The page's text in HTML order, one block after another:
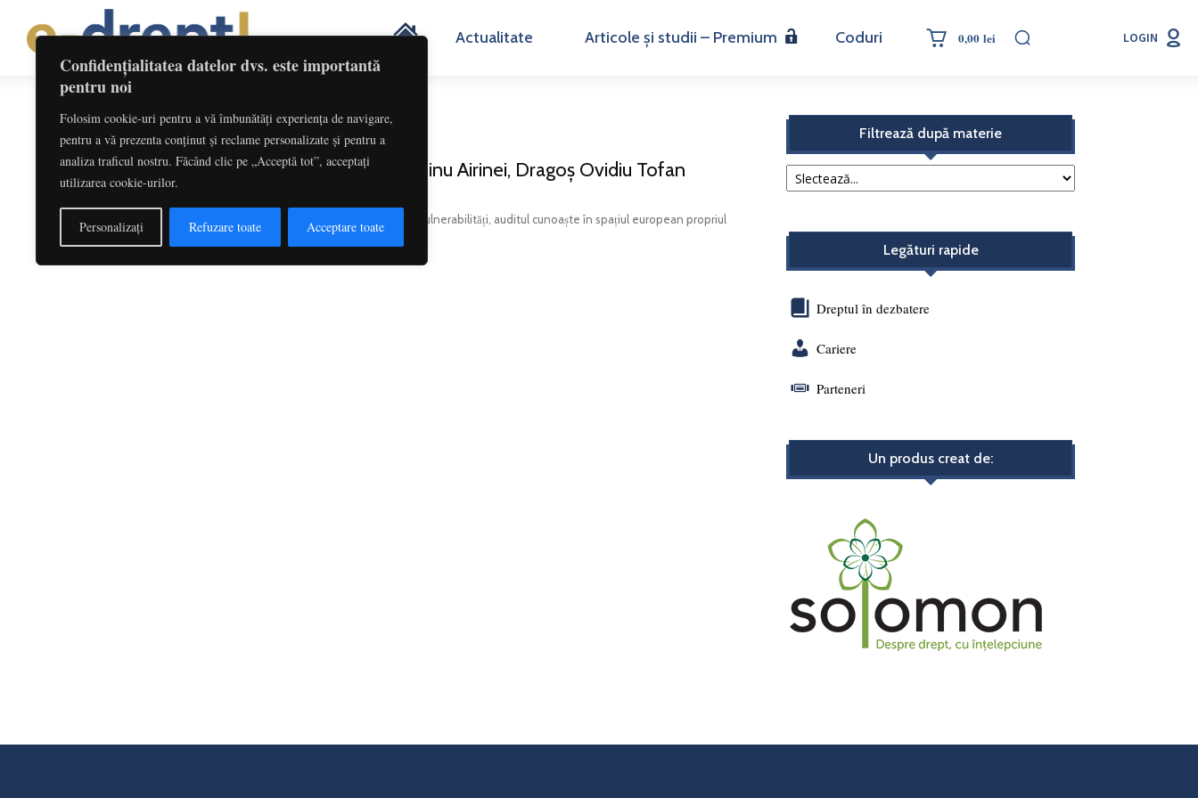
Confidențialitatea datelor dvs. este importantă
pentru noi
Folosim cookie-uri pentru a vă îmbunătăți experiența de navigare,
pentru a vă prezenta conținut și reclame personalizate și pentru a
analiza traficul nostru. Făcând clic pe „Acceptă tot”, acceptați
utilizarea cookie-urilor.
Personalizați Refuzare toate Acceptare toate
H Actualitate Articole și studii – Premium Coduri 0,00 lei LOGIN
Etichetă: Auditare Continua
Provocările auditului în spațiul UE | Dinu Airinei, Dragoș Ovidiu Tofan
Într‐o economie dinamică, cu multiple oportunități, dar și vulnerabilități, auditul cunoaște în spațiul european propriul
parcurs. Pe de o parte, criza economică a dus la...
Filtrează după materie
Legături rapide
Dreptul în dezbatere
Cariere
Parteneri
Un produs creat de: